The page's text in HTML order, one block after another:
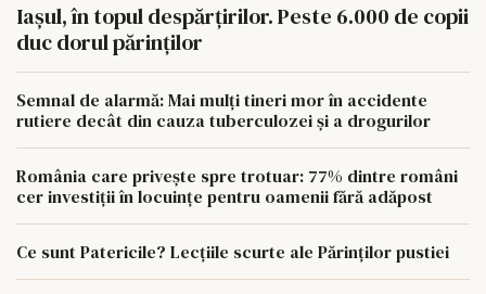
Iașul, în topul despărțirilor. Peste 6.000 de copii
duc dorul părinților
Semnal de alarmă: Mai mulți tineri mor în accidente
rutiere decât din cauza tuberculozei și a drogurilor
România care privește spre trotuar: 77% dintre români
cer investiții în locuințe pentru oamenii fără adăpost
Ce sunt Patericile? Lecțiile scurte ale Părinților pustiei